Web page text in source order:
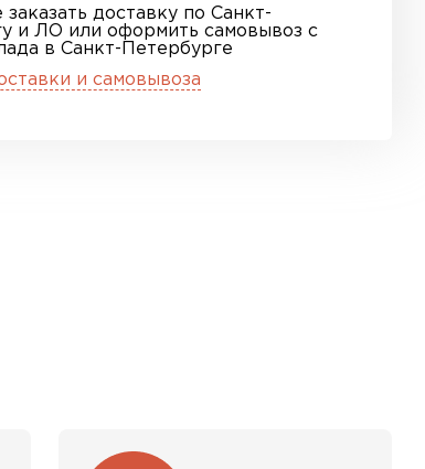
доставку по Санкт-
и ЛО или оформить самовывоз с
в Санкт-Петербурге
и самовывоза